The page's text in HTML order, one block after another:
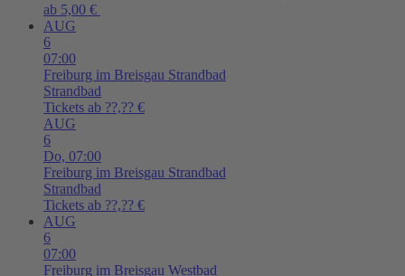
ab 5,00 €
AUG
6
07:00
Freiburg im Breisgau Strandbad
Strandbad
Tickets ab ??,?? €
AUG
6
Do, 07:00
Freiburg im Breisgau Strandbad
Strandbad
Tickets ab ??,?? €
AUG
6
07:00
Freiburg im Breisgau Westbad